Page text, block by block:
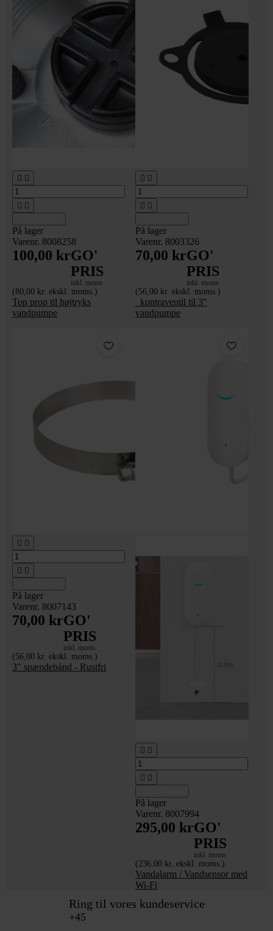
 
 
På lager
Varenr. 8008258
100,00 krGO'
PRIS
inkl. moms
(80,00 kr. ekskl. moms.)
Top prop til højtryks
vandpumpe
 
 
På lager
Varenr. 8003326
70,00 krGO'
PRIS
inkl. moms
(56,00 kr. ekskl. moms.)
_kontraventil til 3"
vandpumpe
 
 
På lager
Varenr. 8007143
70,00 krGO'
PRIS
inkl. moms
(56,00 kr. ekskl. moms.)
3" spændebånd - Rustfri
 
 
På lager
Varenr. 8007994
295,00 krGO'
PRIS
inkl. moms
(236,00 kr. ekskl. moms.)
Vandalarm / Vandsensor med
Wi-Fi
Ring til vores kundeservice
+45